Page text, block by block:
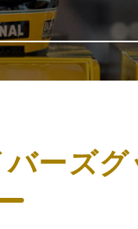
マガ購読
ログダウンロード
ルート
ーズ